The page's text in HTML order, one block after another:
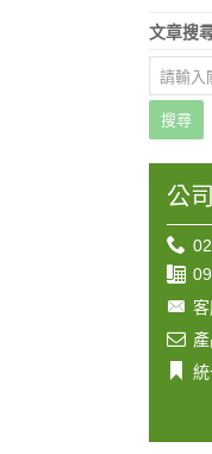
文章搜
搜尋
公